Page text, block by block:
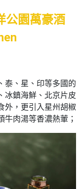
公園萬豪酒
泰、星、印等多國的
冰鎮海鮮、北京片皮
外，更引入星州胡椒
肉湯等香濃熱葷；